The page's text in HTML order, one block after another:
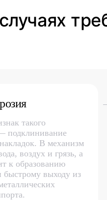
такого
подклинивание
В механизм
воздух и грязь, а
к образованию
выходу из